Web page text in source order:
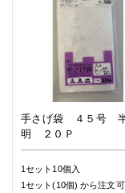
手さげ袋 ４５号
明 ２０Ｐ
1セット10個入
1セット(10個)から注文